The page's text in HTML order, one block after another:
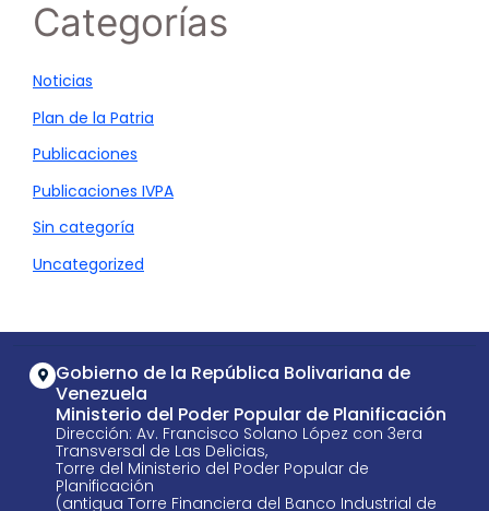
Categorías
Noticias
Plan de la Patria
Publicaciones
Publicaciones IVPA
Sin categoría
Uncategorized
Gobierno de la República Bolivariana de
Venezuela
Ministerio del Poder Popular de Planificación
Dirección: Av. Francisco Solano López con 3era
Transversal de Las Delicias,
Torre del Ministerio del Poder Popular de
Planificación
(antigua Torre Financiera del Banco Industrial de